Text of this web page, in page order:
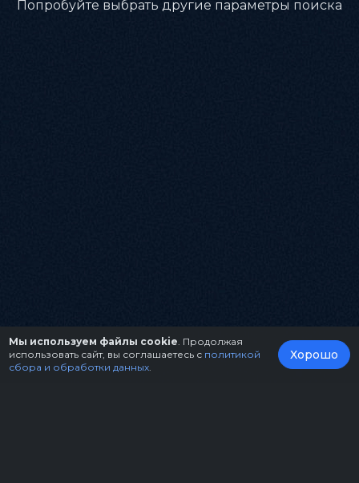
Попробуйте выбрать другие параметры поиска
Мы используем файлы cookie . Продолжая
использовать сайт, вы соглашаетесь с политикой
сбора и обработки данных
Хорошо